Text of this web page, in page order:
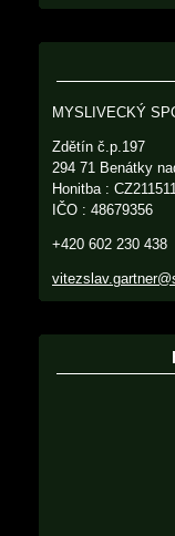
MYSLIVECKÝ
Zdětín č.p.197
294 71 Benátky
Honitba :
IČO : 48679356
+420 602 230 438